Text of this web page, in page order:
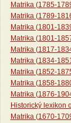
Matrika (1785-
Matrika (1789-
Matrika (1801-
Matrika (1801-
Matrika (1817-
Matrika (1834-
Matrika (1852-
Matrika (1858-
Matrika (1876-
Historický lexikon
Matrika (1670-